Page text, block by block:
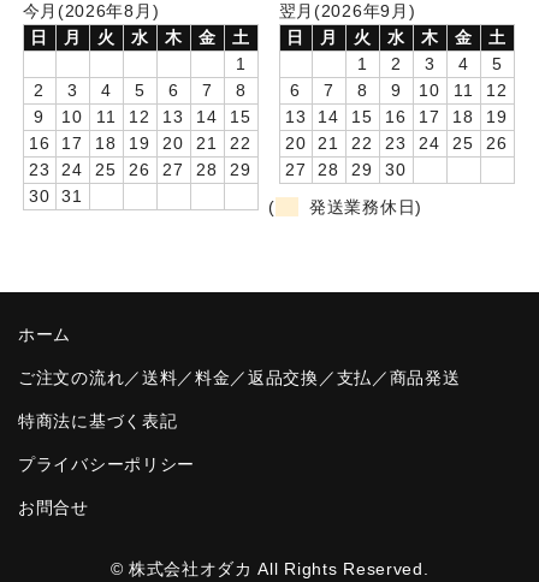
自作オリジナル時計
卒園DVDアルバム
園や先生への贈り物
卒業記念品
スポーツウォッチ
ポケットウォッチ
目覚まし時計(集合)
今月(2026年8月)
日
月 火 水 木 金
土
1
2
3 4 5 6 7
8
9
10 11 12 13 14
15
16
17 18 19 20 21
22
23
24 25 26 27 28
29
30
31
翌月(2026年9月)
日
月 火 水 木 金
土
1
2 3 4
5
6
7 8 9 10 11
12
13
14 15 16 17 18
19
20
21 22 23 24 25
26
27
28 29
30
(
発送業務休日)
ホーム
ご注文の流れ／送料／料金／返品交換／支払／商品発送
特商法に基づく表記
プライバシーポリシー
お問合せ
© 株式会社オダカ All Rights Reserved.